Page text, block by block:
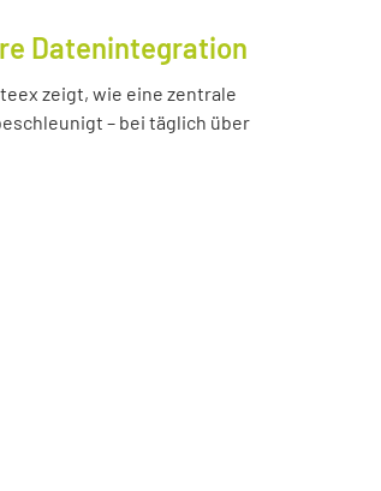
Datenintegration
zeigt, wie eine zentrale
– bei täglich über